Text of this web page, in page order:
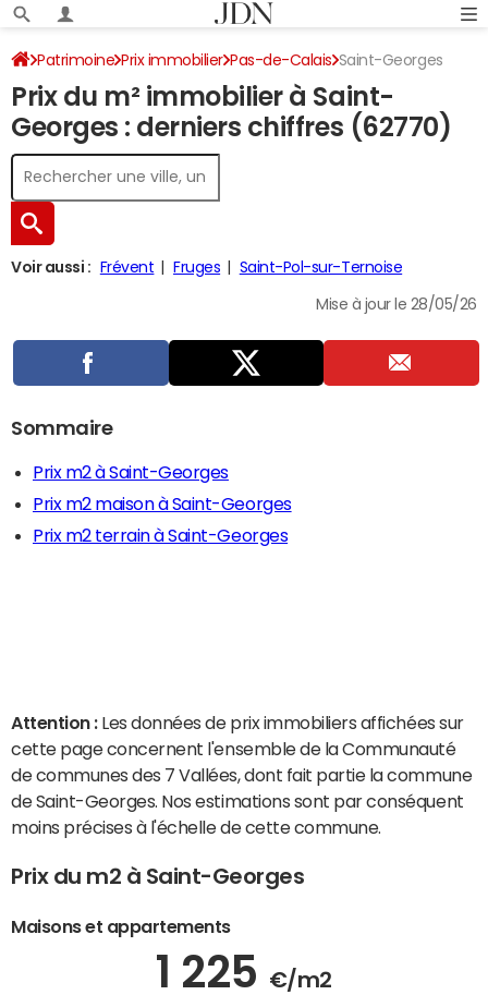
Patrimoine Prix immobilier Pas-de-Calais Saint-Georges
Prix du m² immobilier à Saint-
Georges : derniers chiffres (62770)
Voir aussi : Frévent Fruges Saint-Pol-sur-Ternoise
Mise à jour le 28/05/26
Sommaire
Prix m2 à Saint-Georges
Prix m2 maison à Saint-Georges
Prix m2 terrain à Saint-Georges
Attention : Les données de prix immobiliers affichées sur
cette page concernent l'ensemble de la Communauté
de communes des 7 Vallées, dont fait partie la commune
de Saint-Georges. Nos estimations sont par conséquent
moins précises à l'échelle de cette commune.
Prix du m2 à Saint-Georges
Maisons et appartements
1 225 €/m2